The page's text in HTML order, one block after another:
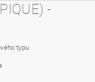
-
typu